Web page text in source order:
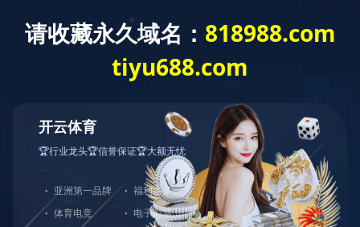
首 页 关于我们 产品展示
产品直通车>>> LED点光源 LED洗墙灯 LED线形灯 LED射灯 LED投光灯